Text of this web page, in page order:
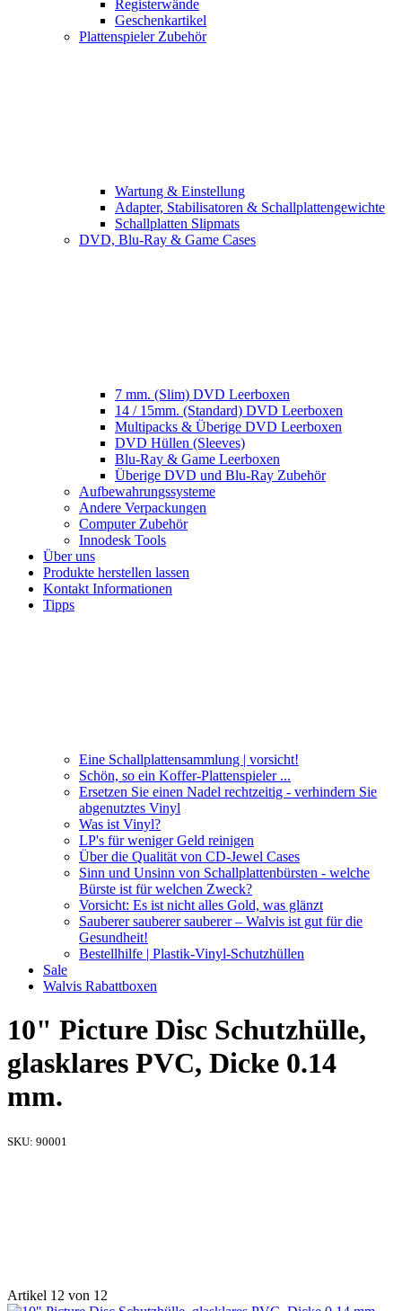
Registerwände
Geschenkartikel
Plattenspieler Zubehör
Wartung & Einstellung
Adapter, Stabilisatoren & Schallplattengewichte
Schallplatten Slipmats
DVD, Blu-Ray & Game Cases
7 mm. (Slim) DVD Leerboxen
14 / 15mm. (Standard) DVD Leerboxen
Multipacks & Überige DVD Leerboxen
DVD Hüllen (Sleeves)
Blu-Ray & Game Leerboxen
Überige DVD und Blu-Ray Zubehör
Aufbewahrungssysteme
Andere Verpackungen
Computer Zubehör
Innodesk Tools
Über uns
Produkte herstellen lassen
Kontakt Informationen
Tipps
Eine Schallplattensammlung | vorsicht!
Schön, so ein Koffer-Plattenspieler ...
Ersetzen Sie einen Nadel rechtzeitig - verhindern Sie
abgenutztes Vinyl
Was ist Vinyl?
LP's für weniger Geld reinigen
Über die Qualität von CD-Jewel Cases
Sinn und Unsinn von Schallplattenbürsten - welche
Bürste ist für welchen Zweck?
Vorsicht: Es ist nicht alles Gold, was glänzt
Sauberer sauberer sauberer – Walvis ist gut für die
Gesundheit!
Bestellhilfe | Plastik-Vinyl-Schutzhüllen
Sale
Walvis Rabattboxen
10" Picture Disc Schutzhülle,
glasklares PVC, Dicke 0.14
mm.
SKU: 90001
Artikel 12 von 12